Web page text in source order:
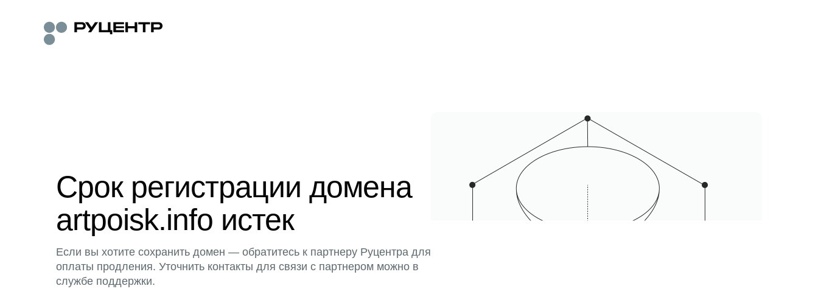
Срок регистрации домена
artpoisk.info истек
Если вы хотите сохранить домен — обратитесь к партнеру Руцентра для
оплаты продления. Уточнить контакты для связи с партнером можно в
службе поддержки.